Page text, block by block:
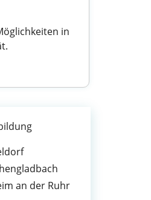
in
an der Ruhr